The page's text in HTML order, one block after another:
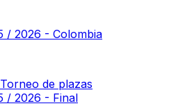
/ 2026 - Colombia
de plazas
/ 2026 - Final